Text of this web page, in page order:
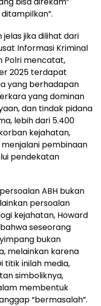
jelas jika dilihat dari
Informasi Kriminal
Polri mencatat,
2025 terdapat
yang berhadapan
yang dominan
dan tindak pidana
lebih dari 5.400
kejahatan,
pembinaan
pendekatan
ABH bukan
persoalan
kejahatan, Howard
seseorang
bukan
melainkan karena
titik inilah media,
simboliknya,
membentuk
“bermasalah”.